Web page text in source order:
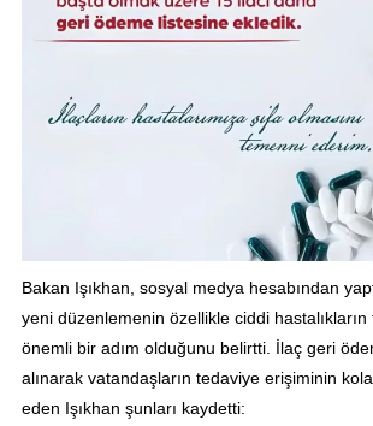
Bakan Işıkhan, sosyal medya hesabından
yeni düzenlemenin özellikle ciddi
önemli bir adım olduğunu belirtti. İlaç geri
alınarak vatandaşların tedaviye erişiminin
eden Işıkhan şunları kaydetti: